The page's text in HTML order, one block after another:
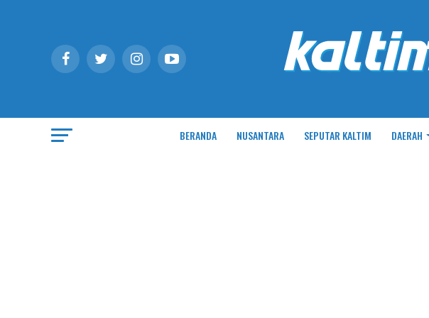
BERANDA NUSANTARA SEPUTAR KALTIM DAERAH